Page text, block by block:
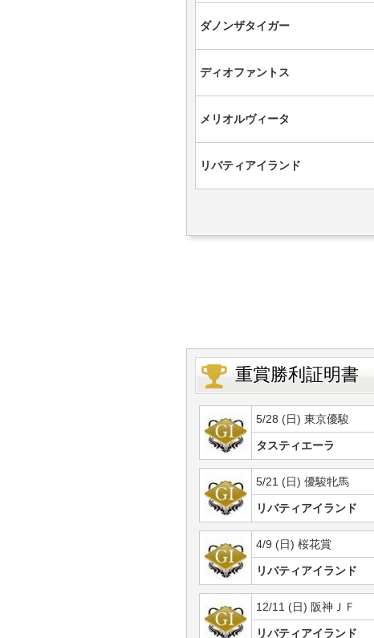
ダノンザタイガー
ディオファントス
メリオルヴィータ
リバティアイランド
重賞勝利証明書
5/28 (日) 東京優駿
タスティエーラ
5/21 (日) 優駿牝馬
リバティアイランド
4/9 (日) 桜花賞
リバティアイランド
12/11 (日) 阪神ＪＦ
リバティアイランド